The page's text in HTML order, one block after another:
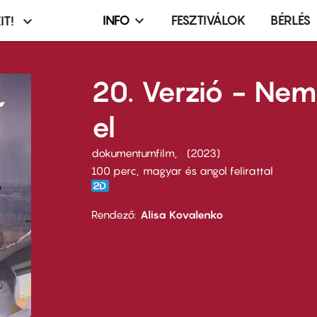
Infó,
terembérlés
menü
INFO FESZTIVÁLOK BÉRLÉS
20. Verzió -
el
dokumentumfilm
2023
100 perc,
magyar és angol felirattal
Rendező Alisa Kovalenko